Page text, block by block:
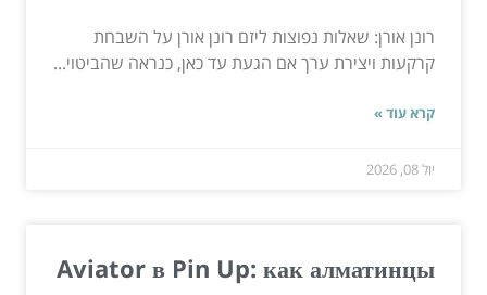
רונן אורן: שאלות נפוצות ליזם רונן אורן על השבחת
קרקעות ויצירת ערך אם הגעת עד כאן, כנראה שהביטוי...
קרא עוד »
יול 08, 2026
Aviator в Pin Up: как алматинцы